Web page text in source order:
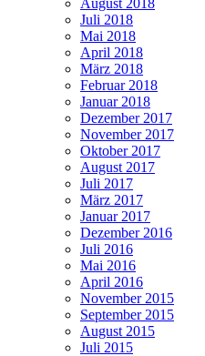
August 2018
Juli 2018
Mai 2018
April 2018
März 2018
Februar 2018
Januar 2018
Dezember 2017
November 2017
Oktober 2017
August 2017
Juli 2017
März 2017
Januar 2017
Dezember 2016
Juli 2016
Mai 2016
April 2016
November 2015
September 2015
August 2015
Juli 2015